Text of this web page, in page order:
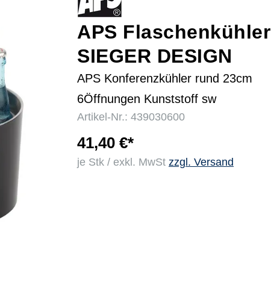
APS Flaschenkühler
SIEGER DESIGN
APS Konferenzkühler rund 23cm
6Öffnungen Kunststoff sw
Artikel-Nr.: 439030600
41,40 €*
je Stk / exkl. MwSt zzgl. Versand